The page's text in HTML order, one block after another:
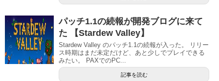
パッチ1.1の続報が開発ブログに来て
た 【Stardew Valley】
Stardew Valley のパッチ1.1の続報が入った。 リリー
ス時期はまだ未定だけど、あと少しでプレイできる
みたい。 PAXでのPC...
記事を読む